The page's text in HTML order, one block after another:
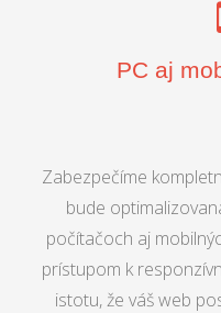
PC aj
Zabezpečíme
bude
počítačoch aj
prístupom k
istotu, že váš web